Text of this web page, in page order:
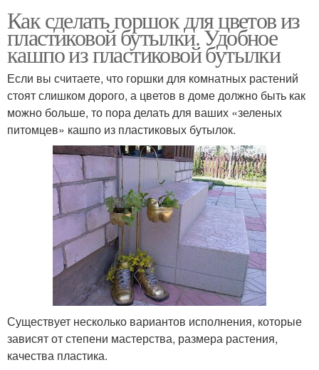
Как сделать горшок для цветов из
пластиковой бутылки. Удобное
кашпо из пластиковой бутылки
Если вы считаете, что горшки для комнатных растений
стоят слишком дорого, а цветов в доме должно быть как
можно больше, то пора делать для ваших «зеленых
питомцев» кашпо из пластиковых бутылок.
Существует несколько вариантов исполнения, которые
зависят от степени мастерства, размера растения,
качества пластика.